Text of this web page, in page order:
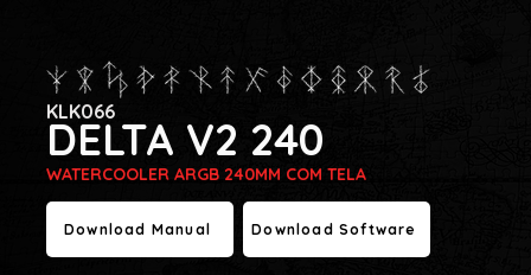
DELTA V2 240
KLK066
WATERCOOLER ARGB 240MM COM TELA
Download Manual Download Software